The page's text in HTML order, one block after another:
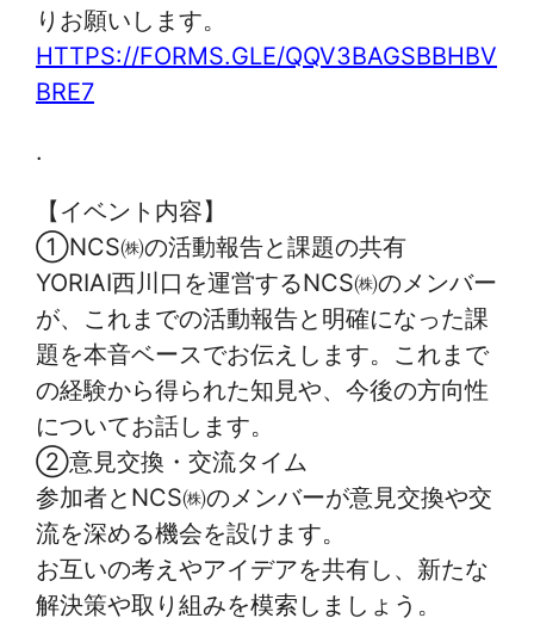
りお願いします。
HTTPS://FORMS.GLE/QQV3BAGSBBHBV
BRE7
.
【イベント内容】
①NCS㈱の活動報告と課題の共有
YORIAI西川口を運営するNCS㈱のメンバー
が、これまでの活動報告と明確になった課
題を本音ベースでお伝えします。これまで
の経験から得られた知見や、今後の方向性
についてお話します。
②意見交換・交流タイム
参加者とNCS㈱のメンバーが意見交換や交
流を深める機会を設けます。
お互いの考えやアイデアを共有し、新たな
解決策や取り組みを模索しましょう。